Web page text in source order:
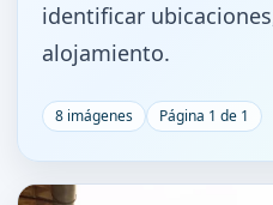
identificar
alojamiento.
8 imágenes Página 1 de 1